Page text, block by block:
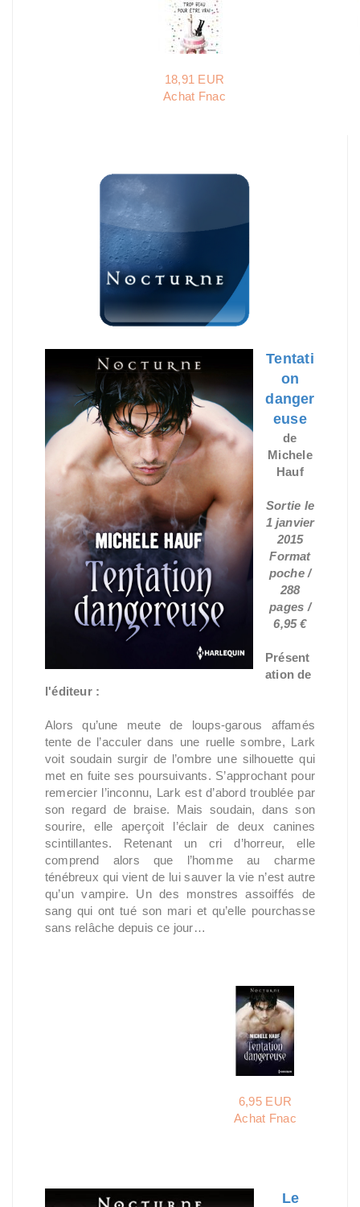
18,91 EUR
Achat Fnac
Tentati
on
danger
euse
de
Michele
Hauf
Sortie le
1 janvier
2015
Format
poche /
288
pages /
6,95 €
Présent
ation de
l'éditeur :
Alors qu’une meute de loups-garous affamés
tente de l’acculer dans une ruelle sombre, Lark
voit soudain surgir de l’ombre une silhouette qui
met en fuite ses poursuivants. S’approchant pour
remercier l’inconnu, Lark est d’abord troublée par
son regard de braise. Mais soudain, dans son
sourire, elle aperçoit l’éclair de deux canines
scintillantes. Retenant un cri d’horreur, elle
comprend alors que l’homme au charme
ténébreux qui vient de lui sauver la vie n’est autre
qu’un vampire. Un des monstres assoiffés de
sang qui ont tué son mari et qu’elle pourchasse
sans relâche depuis ce jour…
6,95 EUR
Achat Fnac
Le